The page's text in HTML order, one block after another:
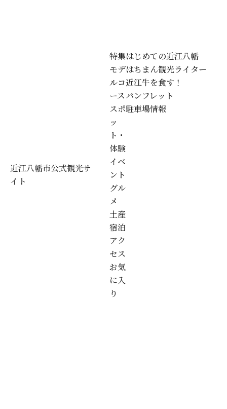
近江八幡市公式観光サ
イト
特集
モデ
ルコ
ース
スポ
ッ
ト・
体験
イベ
ント
グル
メ
土産
宿泊
アク
セス
お気
に入
り
はじめての近江八幡
はちまん観光ライター
近江牛を食す！
パンフレット
駐車場情報